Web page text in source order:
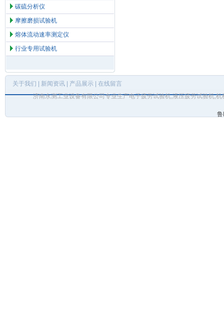
碳硫分析仪
摩擦磨损试验机
熔体流动速率测定仪
行业专用试验机
关于我们 新闻资讯 产品展示
在线留言
济南永测工业设备有限公司专业生产电子疲劳试验机,液压疲劳试验机,